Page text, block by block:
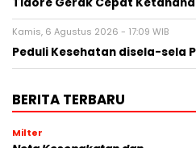
Tidore Gerak Cepat
Kamis, 6 Agustus 2026 - 17:09 WIB
Peduli Kesehatan disela-sela
BERITA TERBARU
Milter